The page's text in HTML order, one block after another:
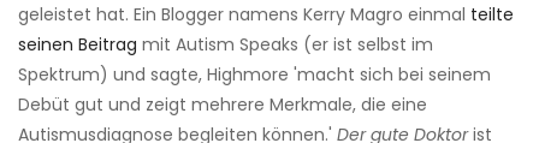
geleistet hat. Ein Blogger namens Kerry Magro einmal teilte
seinen Beitrag mit Autism Speaks (er ist selbst im
Spektrum) und sagte, Highmore 'macht sich bei seinem
Debüt gut und zeigt mehrere Merkmale, die eine
Autismusdiagnose begleiten können.' Der gute Doktorist